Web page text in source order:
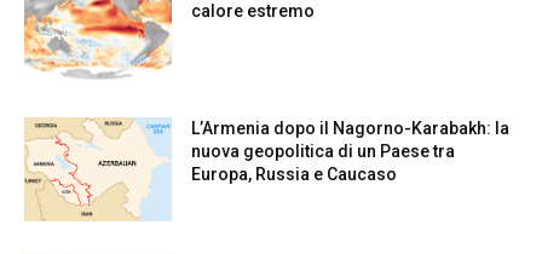
calore estremo
L’Armenia dopo il Nagorno-Karabakh: la
nuova geopolitica di un Paese tra
Europa, Russia e Caucaso